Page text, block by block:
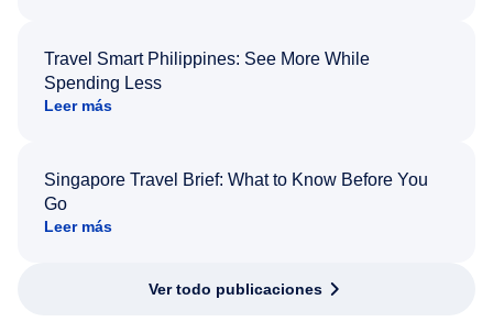
Travel Smart Philippines: See More While
Spending Less
Leer más
Singapore Travel Brief: What to Know Before You
Go
Leer más
Ver todo publicaciones